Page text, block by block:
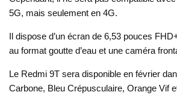
5G, mais seulement en 4G.
Il dispose d’un écran de 6,53 pouces
au format goutte d’eau et une caméra
Le Redmi 9T sera disponible en février
Carbone, Bleu Crépusculaire, Orange Vif